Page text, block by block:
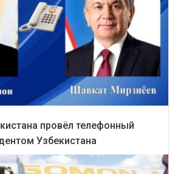
провёл телефонный
Узбекистана